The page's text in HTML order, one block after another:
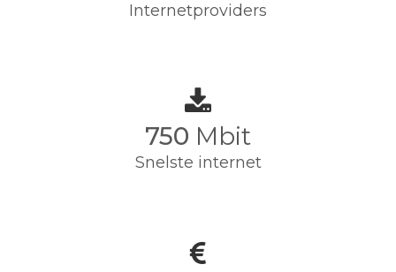
Internetproviders
750 Mbit
Snelste internet